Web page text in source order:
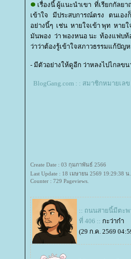
เรื่องนี้ ผู้แนะนำเขา ที่เรียกกัล
เข้าใจ มีประสบการณ์ตรง ตนเอง
อย่างนี้ๆ เช่น หายใจเข้า พุท หาย
มันพอง ว่า พองหนอ นะ ท้องแฟบท้
ว่าว่าต้องรู้เข้าใจสภาวธรรมแก้ปัญ
- มีตัวอย่างให้ดูอีก ว่าหลงไปไกล
BlogGang.com : : สมาชิกหมายเล
Create Date : 03 กุมภาพันธ์ 2566
Last Update : 18 เมษายน 2569 19:29:38 น.
Counter : 729 Pageviews.
:: ถนนสายนี้มีตะพ
ที่ 406 :: กะว่าก๋า
(29 ก.ค. 2569